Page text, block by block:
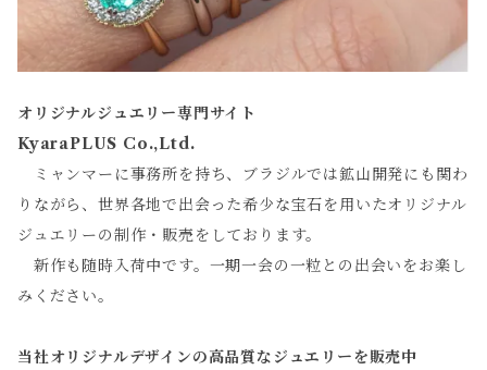
オリジナルジュエリー専門サイト
KyaraPLUS Co.,Ltd.
ミャンマーに事務所を持ち、ブラジルでは鉱山開発にも関わ
りながら、世界各地で出会った希少な宝石を用いたオリジナル
ジュエリーの制作・販売をしております。
新作も随時入荷中です。一期一会の一粒との出会いをお楽し
みください。
当社オリジナルデザインの高品質なジュエリーを販売中